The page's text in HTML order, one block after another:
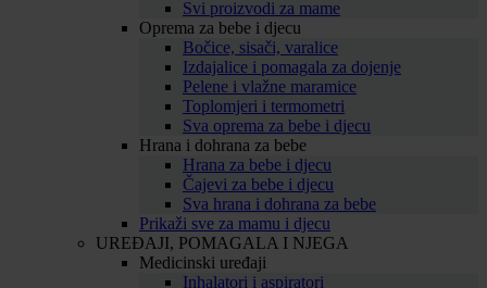
Svi proizvodi za mame
Oprema za bebe i djecu
Bočice, sisači, varalice
Izdajalice i pomagala za dojenje
Pelene i vlažne maramice
Toplomjeri i termometri
Sva oprema za bebe i djecu
Hrana i dohrana za bebe
Hrana za bebe i djecu
Čajevi za bebe i djecu
Sva hrana i dohrana za bebe
Prikaži sve za mamu i djecu
UREĐAJI, POMAGALA I NJEGA
Medicinski uređaji
Inhalatori i aspiratori